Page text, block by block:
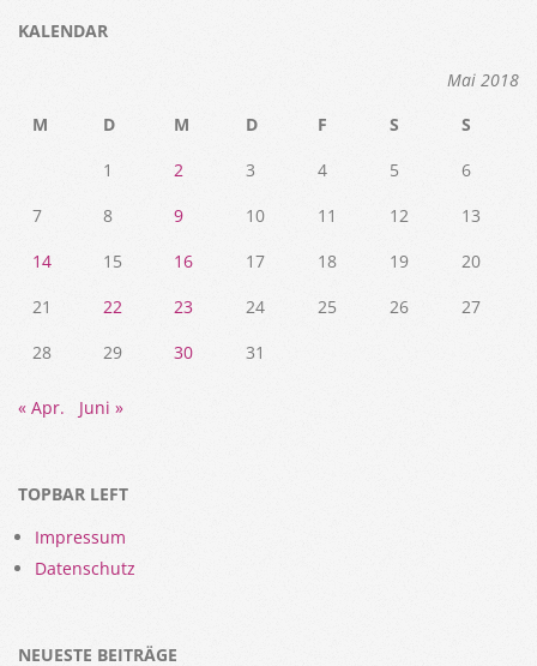
KALENDAR
Mai 2018
M
D M D F S
S
1
2 3 4 5
6
7
8 9 10 11 12
13
14
15 16 17 18 19
20
21
22 23 24 25 26
27
28
29 30 31
« Apr. Juni »
TOPBAR LEFT
Impressum
Datenschutz
NEUESTE BEITRÄGE